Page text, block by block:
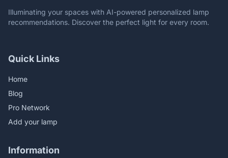
Illuminating your spaces with AI-powered personalized lamp
recommendations. Discover the perfect light for every room.
Quick Links
Home
Blog
Pro Network
Add your lamp
Information